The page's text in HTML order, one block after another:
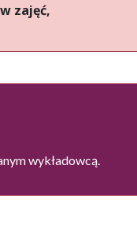
zajęć,
wykładowcą.